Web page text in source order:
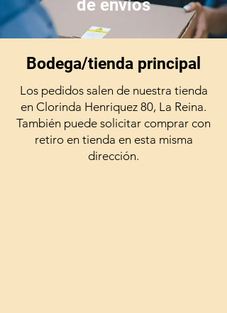
de envíos
Bodega/tienda principal
Los pedidos salen de nuestra tienda
en Clorinda Henriquez 80, La Reina.
También puede solicitar comprar con
retiro en tienda en esta misma
dirección.